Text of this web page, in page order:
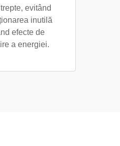
evitând
inutilă
efecte de
a energiei.